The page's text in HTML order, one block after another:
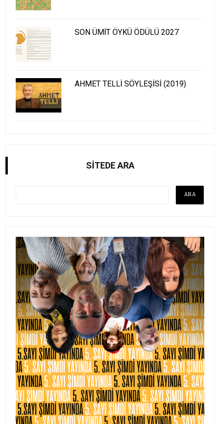
SON ÜMİT ÖYKÜ ÖDÜLÜ 2027
AHMET TELLİ SÖYLEŞİSİ (2019)
SİTEDE ARA